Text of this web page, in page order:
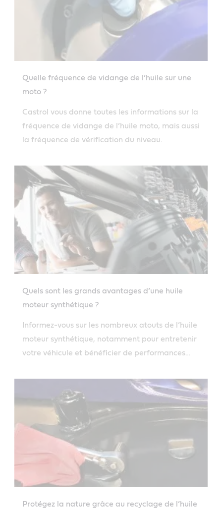
Quelle fréquence de vidange de l’huile sur une
moto ?
Castrol vous donne toutes les informations sur la
fréquence de vidange de l’huile moto, mais aussi
la fréquence de vérification du niveau.
Quels sont les grands avantages d’une huile
moteur synthétique ?
Informez-vous sur les nombreux atouts de l’huile
moteur synthétique, notamment pour entretenir
votre véhicule et bénéficier de performances
Protégez la nature grâce au recyclage de l’huile